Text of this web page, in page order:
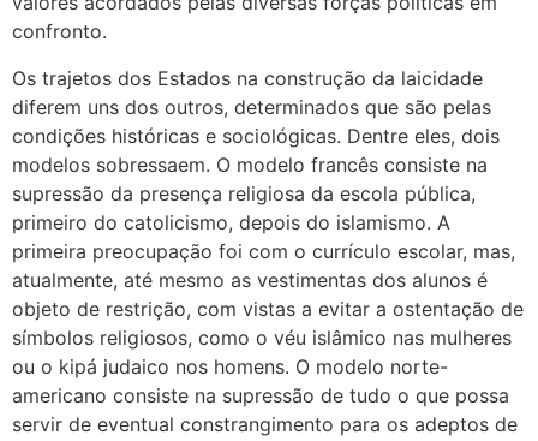
confronto.
Os trajetos dos Estados na construção da laicidade
diferem uns dos outros, determinados que são pelas
condições históricas e sociológicas. Dentre eles, dois
modelos sobressaem. O modelo francês consiste na
supressão da presença religiosa da escola pública,
primeiro do catolicismo, depois do islamismo. A
primeira preocupação foi com o currículo escolar, mas,
atualmente, até mesmo as vestimentas dos alunos é
objeto de restrição, com vistas a evitar a ostentação de
símbolos religiosos, como o véu islâmico nas mulheres
ou o kipá judaico nos homens. O modelo norte-
americano consiste na supressão de tudo o que possa
servir de eventual constrangimento para os adeptos de